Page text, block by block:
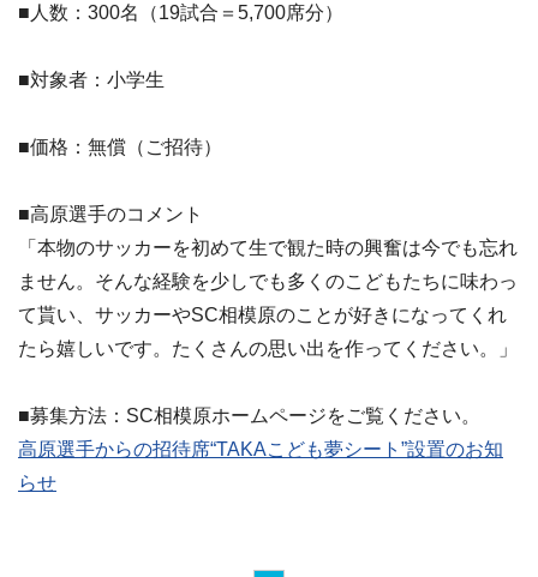
■人数：300名（19試合＝5,700席分）
■対象者：小学生
■価格：無償（ご招待）
■高原選手のコメント
「本物のサッカーを初めて生で観た時の興奮は今でも忘れ
ません。そんな経験を少しでも多くのこどもたちに味わっ
て貰い、サッカーやSC相模原のことが好きになってくれ
たら嬉しいです。たくさんの思い出を作ってください。」
■募集方法：SC相模原ホームページをご覧ください。
高原選手からの招待席“TAKAこども夢シート”設置のお知
らせ